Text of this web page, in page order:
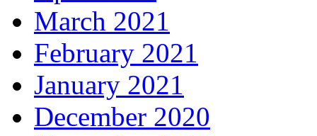
March 2021
February 2021
January 2021
December 2020